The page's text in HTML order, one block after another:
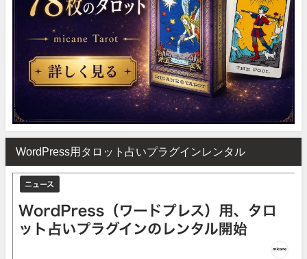
WordPress用タロット占いプラグインレンタル